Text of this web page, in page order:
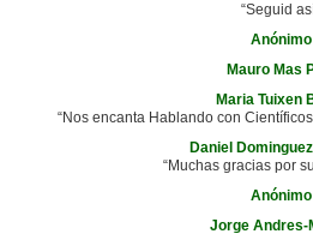
“Seguid
Anónimo
Mauro Mas
Maria Tuixen
“Nos encanta Hablando con
Daniel
“Muchas gracias por
Anónimo
Jorge Andres-